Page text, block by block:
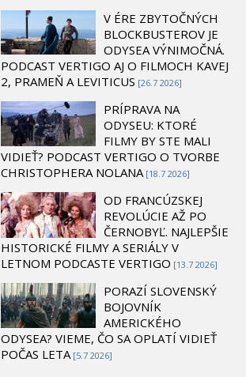
V ÉRE ZBYTOČNÝCH
BLOCKBUSTEROV JE
ODYSEA VÝNIMOČNÁ.
PODCAST VERTIGO AJ O FILMOCH KAVEJ
2, PRAMEŇ A LEVITICUS [26.7 2026]
PRÍPRAVA NA
ODYSEU: KTORÉ
FILMY BY STE MALI
VIDIEŤ? PODCAST VERTIGO O TVORBE
CHRISTOPHERA NOLANA [18.7 2026]
OD FRANCÚZSKEJ
REVOLÚCIE AŽ PO
ČERNOBYĽ. NAJLEPŠIE
HISTORICKÉ FILMY A SERIÁLY V
LETNOM PODCASTE VERTIGO [13.7 2026]
PORAZÍ SLOVENSKÝ
BOJOVNÍK
AMERICKÉHO
ODYSEA? VIEME, ČO SA OPLATÍ VIDIEŤ
POČAS LETA [5.7 2026]